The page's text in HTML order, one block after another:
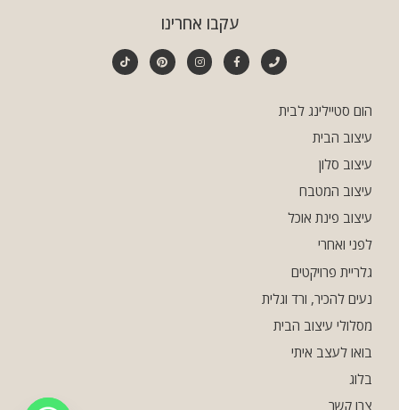
גלריית פרויקטים
נעים להכיר, ורד וגלית
מסלולי עיצוב הבית
בואו לעצב איתי
בלוג
צרו קשר
הום סטיילינג לבית
עיצוב הבית
עיצוב סלון
עיצוב המטבח
עיצוב פינת אוכל
לפני ואחרי
עקבו אחרינו